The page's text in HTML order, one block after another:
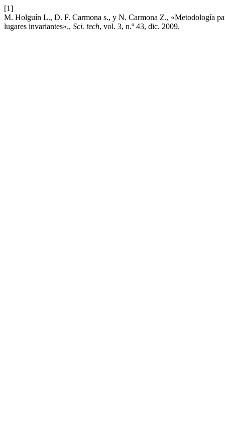
[1]
M. Holguín L., D. F. Carmona s., y N. Carmona Z., «Metodología
lugares invariantes»., Sci. tech, vol. 3, n.º 43, dic. 2009.